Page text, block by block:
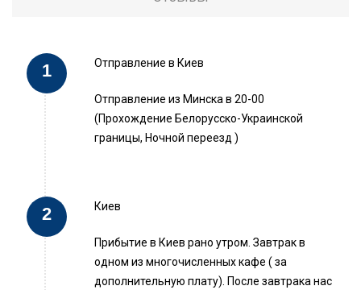
Отправление в Киев
Отправление из Минска в 20-00
(Прохождение Белорусско-Украинской
границы, Ночной переезд )
Киев
Прибытие в Киев рано утром. Завтрак в
одном из многочисленных кафе ( за
дополнительную плату). После завтрака нас